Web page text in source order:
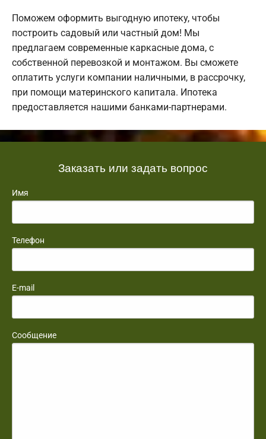
Поможем оформить выгодную ипотеку, чтобы
построить садовый или частный дом! Мы
предлагаем современные каркасные дома, с
собственной перевозкой и монтажом. Вы сможете
оплатить услуги компании наличными, в рассрочку,
при помощи материнского капитала. Ипотека
предоставляется нашими банками-партнерами.
Заказать или задать вопрос
Имя
Телефон
E-mail
Сообщение